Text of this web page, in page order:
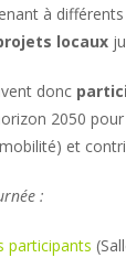
à
locaux
donc
2050
et
:
participants